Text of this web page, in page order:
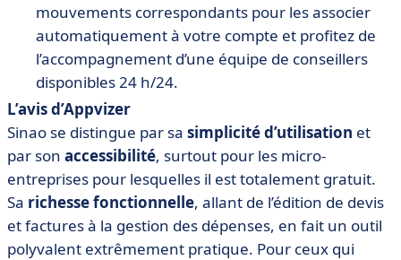
mouvements correspondants pour les associer
automatiquement à votre compte et profitez de
l’accompagnement d’une équipe de conseillers
disponibles 24 h/24.
L’avis d’Appvizer
Sinao se distingue par sa simplicité d’utilisation et
par son accessibilité, surtout pour les micro-
entreprises pour lesquelles il est totalement gratuit.
Sa richesse fonctionnelle, allant de l’édition de devis
et factures à la gestion des dépenses, en fait un outil
polyvalent extrêmement pratique. Pour ceux qui